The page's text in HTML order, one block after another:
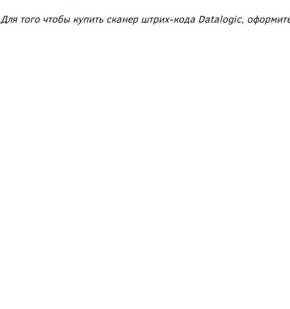
Для того чтобы купить сканер штрих-кода Datalogic,